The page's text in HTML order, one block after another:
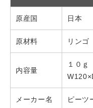
原産国 日本
原材料 リンゴ
内容量
１０
メーカー名 ピーツ